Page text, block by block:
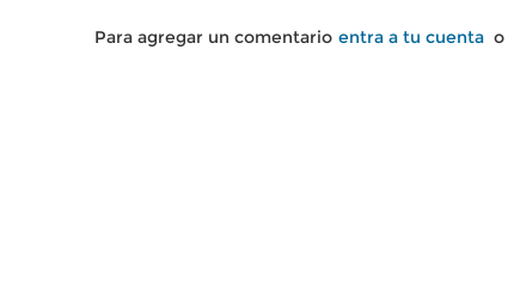
Para agregar un comentario entra a tu cuenta o